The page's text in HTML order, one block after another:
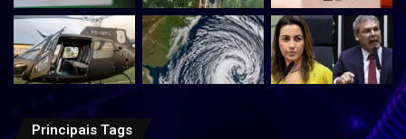
Principais Tags